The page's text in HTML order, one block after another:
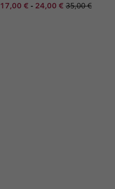
Minimum sale price:
17,00 € - Maximum sale price:
24,00 € Regular price:
35,00 €